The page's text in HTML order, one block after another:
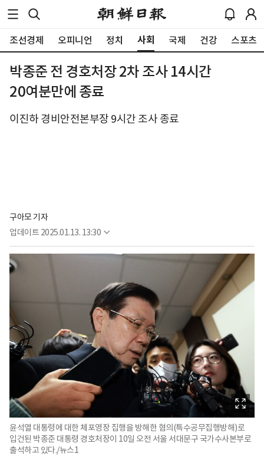
조선경제 오피니언 정치 사회 국제 건강 스포츠
박종준 전 경호처장 2차 조사 14시간
20여분만에 종료
이진하 경비안전본부장 9시간 조사 종료
구아모 기자
업데이트 2025.01.13. 13:30
윤석열 대통령에 대한 체포영장 집행을 방해한 혐의(특수공무집행방해)로
입건된 박종준 대통령 경호처장이 10일 오전 서울 서대문구 국가수사본부로
출석하고 있다./뉴스1